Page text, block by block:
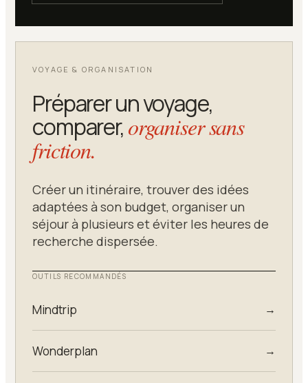
VOYAGE & ORGANISATION
Préparer un voyage,
comparer,organiser sans
friction.
Créer un itinéraire, trouver des idées
adaptées à son budget, organiser un
séjour à plusieurs et éviter les heures de
recherche dispersée.
OUTILS RECOMMANDÉS
Mindtrip →
Wonderplan →